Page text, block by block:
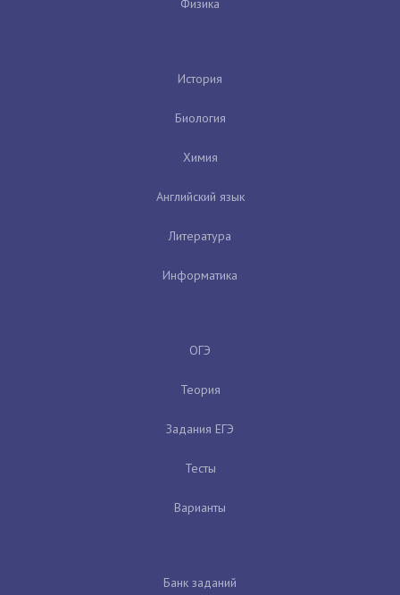
Физика
История
Биология
Химия
Английский язык
Литература
Информатика
ОГЭ
Теория
Задания ЕГЭ
Тесты
Варианты
Банк заданий